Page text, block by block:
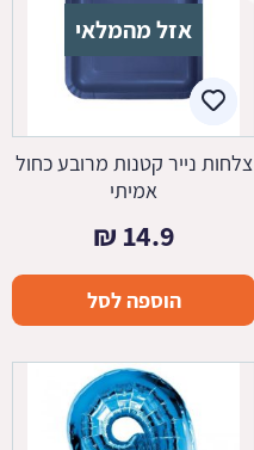
אזל מהמלאי
צלחות נייר קטנות מרובע כחול
אמיתי
14.9
₪
הוספה לסל